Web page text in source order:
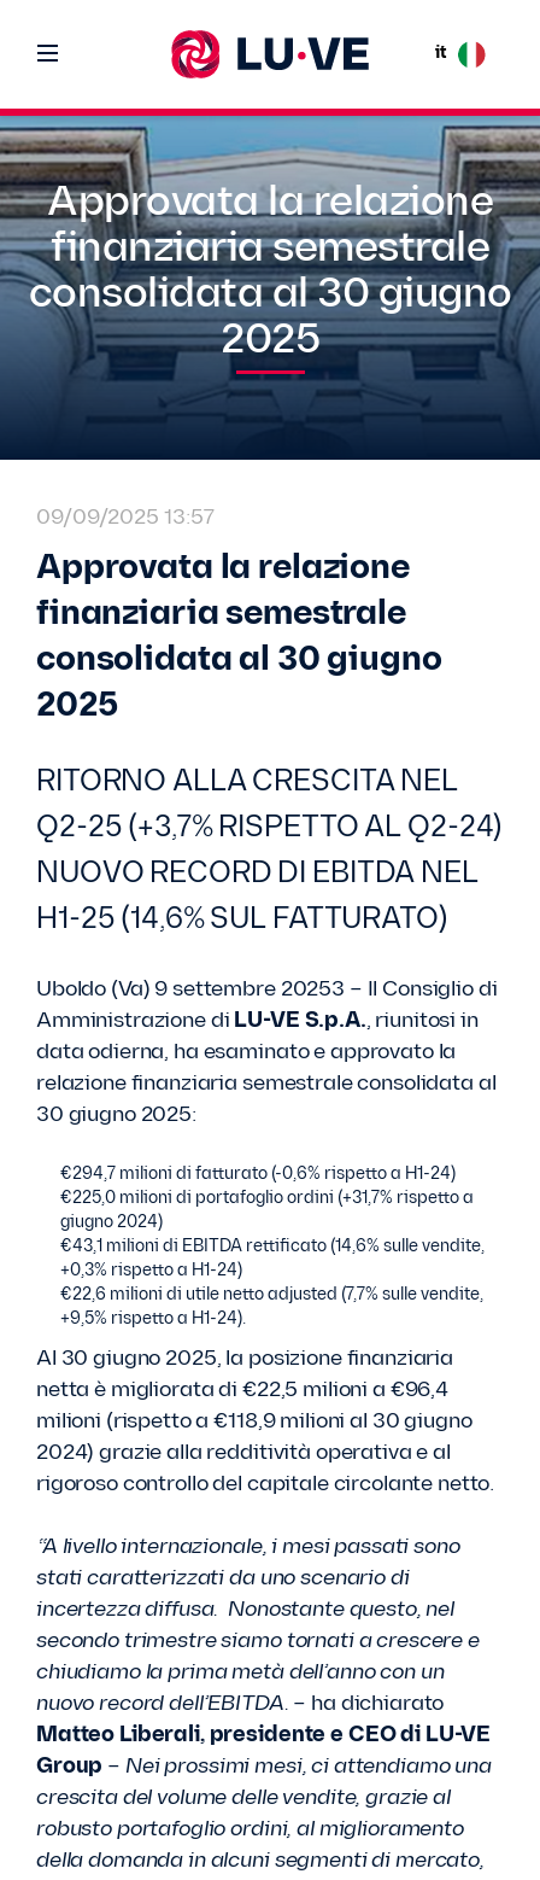
it
Approvata la relazione
finanziaria semestrale
consolidata al 30 giugno
2025
09/09/2025 13:57
Approvata la relazione
finanziaria semestrale
consolidata al 30 giugno
2025
RITORNO ALLA CRESCITA NEL
Q2-25 (+3,7% RISPETTO AL Q2-24)
NUOVO RECORD DI EBITDA NEL
H1-25 (14,6% SUL FATTURATO)
Uboldo (Va) 9 settembre 20253 – Il Consiglio di
Amministrazione di LU-VE S.p.A., riunitosi in
data odierna, ha esaminato e approvato la
relazione finanziaria semestrale consolidata al
30 giugno 2025:
€294,7 milioni di fatturato (-0,6% rispetto a H1-24)
€225,0 milioni di portafoglio ordini (+31,7% rispetto a
giugno 2024)
€43,1 milioni di EBITDA rettificato (14,6% sulle vendite,
+0,3% rispetto a H1-24)
€22,6 milioni di utile netto adjusted (7,7% sulle vendite,
+9,5% rispetto a H1-24).
Al 30 giugno 2025, la posizione finanziaria
netta è migliorata di €22,5 milioni a €96,4
milioni (rispetto a €118,9 milioni al 30 giugno
2024) grazie alla redditività operativa e al
rigoroso controllo del capitale circolante netto.
“A livello internazionale, i mesi passati sono
stati caratterizzati da uno scenario di
incertezza diffusa. Nonostante questo, nel
secondo trimestre siamo tornati a crescere e
chiudiamo la prima metà dell’anno con un
nuovo record dell’EBITDA. – ha dichiarato
Matteo Liberali, presidente e CEO di LU-VE
Group – Nei prossimi mesi, ci attendiamo una
crescita del volume delle vendite, grazie al
robusto portafoglio ordini, al miglioramento
della domanda in alcuni segmenti di mercato,